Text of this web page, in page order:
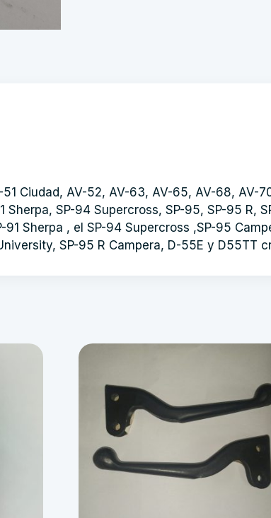
Ciudad, AV-52, AV-63, AV-65, AV-68, AV-
Sherpa, SP-94 Supercross, SP-95, SP-95 R,
Sherpa , el SP-94 Supercross ,SP-95
SP-95 R Campera, D-55E y D55TT